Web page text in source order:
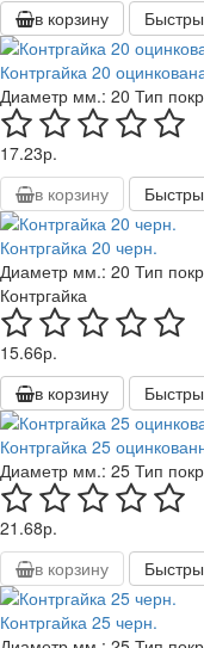
в корзину
Контргайка 20
Диаметр мм.: 20 Тип
17.23р.
в корзину
Контргайка 20 черн.
Диаметр мм.: 20 Тип
Контргайка
15.66р.
в корзину
Контргайка 25
Диаметр мм.: 25 Тип
21.68р.
в корзину
Контргайка 25 черн.